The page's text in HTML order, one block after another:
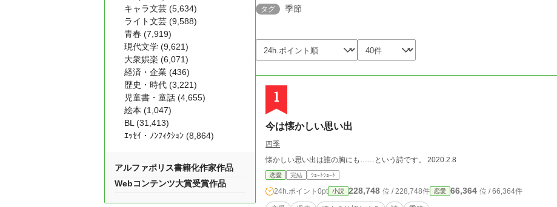
タグ 季節
1
今は懐かしい思い出
四季
懐かしい思い出は誰の胸にも……という詩です。 2020.2.8
恋愛 完結 ｼｮｰﾄｼｮｰﾄ
24h.ポイント 0pt 小説 228,748 位 / 228,748件 恋愛 66,364 位 / 66,364件
キャラ文芸 (5,634)
ライト文芸 (9,588)
青春 (7,919)
現代文学 (9,621)
大衆娯楽 (6,071)
経済・企業 (436)
歴史・時代 (3,221)
児童書・童話 (4,655)
絵本 (1,047)
BL (31,413)
ｴｯｾｲ・ﾉﾝﾌｨｸｼｮﾝ (8,864)
アルファポリス書籍化作家作品
Webコンテンツ大賞受賞作品